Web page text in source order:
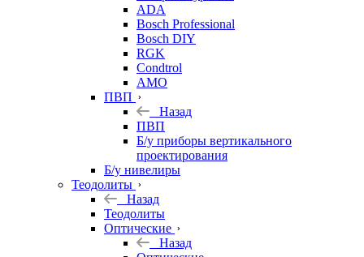
ADA
Bosch Professional
Bosch DIY
RGK
Condtrol
AMO
ПВП
Назад
ПВП
Б/у приборы вертикального
проектирования
Б/у нивелиры
Теодолиты
Назад
Теодолиты
Оптические
Назад